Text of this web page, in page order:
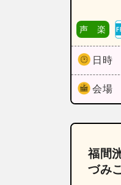
声 楽
日時
会場
福間
づみ